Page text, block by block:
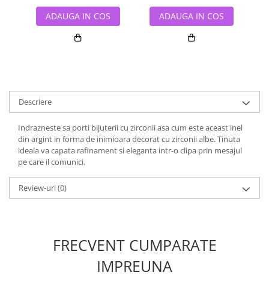
ADAUGA IN COS ADAUGA IN COS
Descriere
Indrazneste sa porti bijuterii cu zirconii asa cum este aceast inel
din argint in forma de inimioara decorat cu zirconii albe. Tinuta
ideala va capata rafinament si eleganta intr-o clipa prin mesajul
pe care il comunici.
Review-uri(0)
FRECVENT CUMPARATE
IMPREUNA